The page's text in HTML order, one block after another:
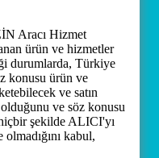
Aracı Hizmet
ürün ve hizmetler
durumlarda, Türkiye
konusu ürün ve
ve satın
ve söz konusu
şekilde ALICI'yı
kabul,